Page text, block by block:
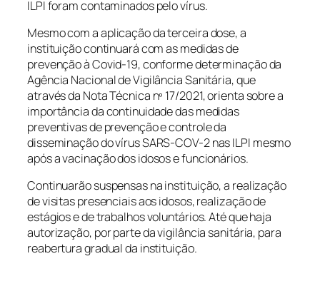
ILPI foram contaminados pelo vírus.
Mesmo com a aplicação da terceira dose, a
instituição continuará com as medidas de
prevenção à Covid-19, conforme determinação da
Agência Nacional de Vigilância Sanitária, que
através da Nota Técnica nº 17/2021, orienta sobre a
importância da continuidade das medidas
preventivas de prevenção e controle da
disseminação do vírus SARS-COV-2 nas ILPI mesmo
após a vacinação dos idosos e funcionários.
Continuarão suspensas na instituição, a realização
de visitas presenciais aos idosos, realização de
estágios e de trabalhos voluntários. Até que haja
autorização, por parte da vigilância sanitária, para
reabertura gradual da instituição.